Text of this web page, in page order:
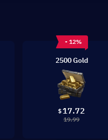
- 12%
2500 Gold
$ 17.72
19.99